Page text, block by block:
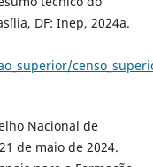
DF: Inep, 2024a.
Nacional de
de maio de 2024.